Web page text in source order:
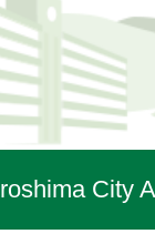
City